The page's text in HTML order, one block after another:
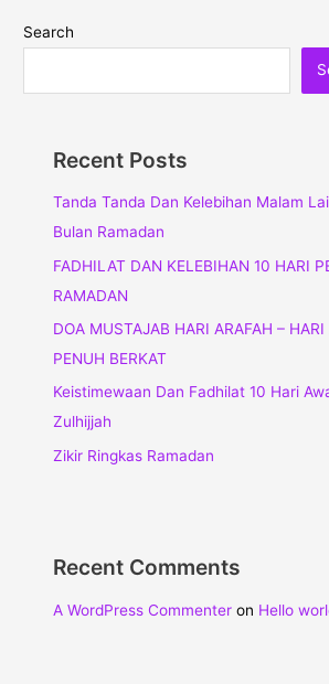
Search
Recent Posts
Tanda Tanda Dan Kelebihan Malam
Bulan Ramadan
FADHILAT DAN KELEBIHAN 10 HARI
RAMADAN
DOA MUSTAJAB HARI ARAFAH – HARI
PENUH BERKAT
Keistimewaan Dan Fadhilat 10 Hari
Zulhijjah
Zikir Ringkas Ramadan
Recent Comments
A WordPress Commenter on Hello